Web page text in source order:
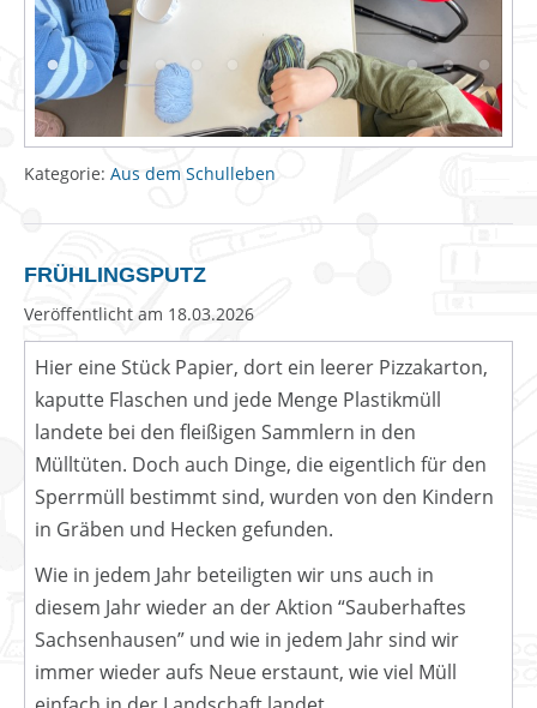
Kategorie: Aus dem Schulleben
FRÜHLINGSPUTZ
Veröffentlicht am 18.03.2026
Hier eine Stück Papier, dort ein leerer Pizzakarton,
kaputte Flaschen und jede Menge Plastikmüll
landete bei den fleißigen Sammlern in den
Mülltüten. Doch auch Dinge, die eigentlich für den
Sperrmüll bestimmt sind, wurden von den Kindern
in Gräben und Hecken gefunden.
Wie in jedem Jahr beteiligten wir uns auch in
diesem Jahr wieder an der Aktion “Sauberhaftes
Sachsenhausen” und wie in jedem Jahr sind wir
immer wieder aufs Neue erstaunt, wie viel Müll